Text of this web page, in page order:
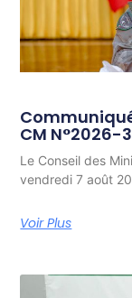
CM N°2026-
Le Conseil des
vendredi 7 août
Voir Plus